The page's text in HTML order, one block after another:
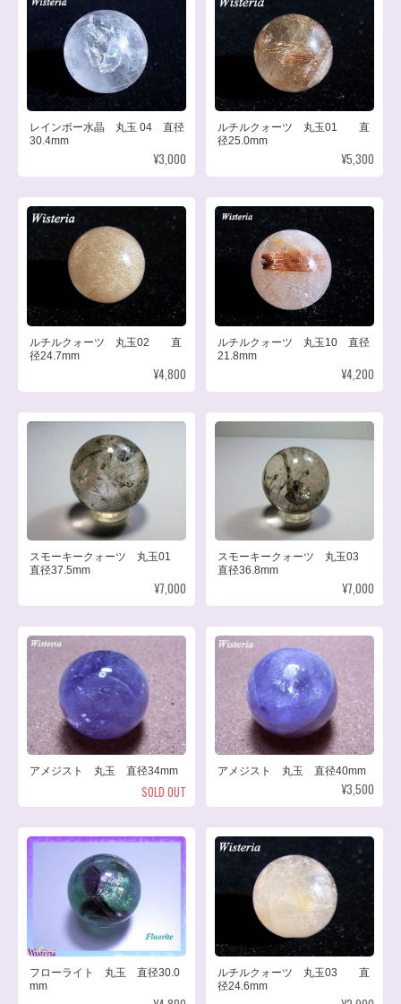
レインボー水晶 丸玉 04 直径
30.4mm
¥3,000
ルチルクォーツ 丸玉01 直
径25.0mm
¥5,300
ルチルクォーツ 丸玉02 直
径24.7mm
¥4,800
ルチルクォーツ 丸玉10 直径
21.8mm
¥4,200
スモーキークォーツ 丸玉01
直径37.5mm
¥7,000
スモーキークォーツ 丸玉03
直径36.8mm
¥7,000
アメジスト 丸玉 直径34mm
SOLD OUT
アメジスト 丸玉 直径40mm
¥3,500
フローライト 丸玉 直径30.0
mm
ルチルクォーツ 丸玉03 直
径24.6mm